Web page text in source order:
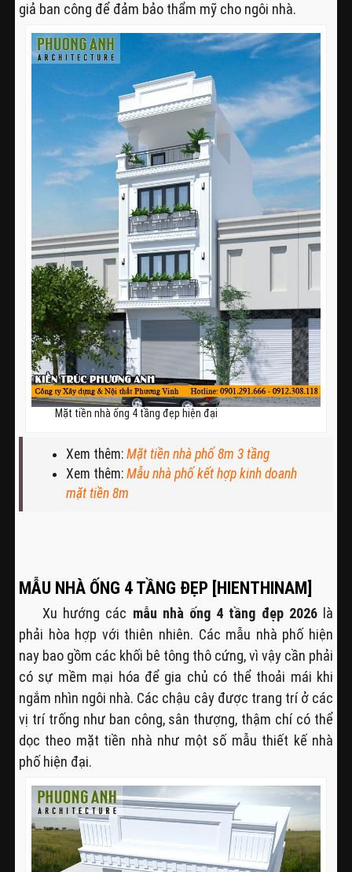
giả ban công để đảm bảo thẩm mỹ cho ngôi nhà.
Mặt tiền nhà ống 4 tầng đẹp hiện đại
Xem thêm: Mặt tiền nhà phố 8m 3 tầng
Xem thêm: Mẫu nhà phố kết hợp kinh doanh
mặt tiền 8m
MẪU NHÀ ỐNG 4 TẦNG ĐẸP [HIENTHINAM]
Xu hướng các mẫu nhà ống 4 tầng đẹp 2026là
phải hòa hợp với thiên nhiên. Các mẫu nhà phố hiện
nay bao gồm các khối bê tông thô cứng, vì vậy cần phải
có sự mềm mại hóa để gia chủ có thể thoải mái khi
ngắm nhìn ngôi nhà. Các chậu cây được trang trí ở các
vị trí trống như ban công, sân thượng, thậm chí có thể
dọc theo mặt tiền nhà như một số mẫu thiết kế nhà
phố hiện đại.